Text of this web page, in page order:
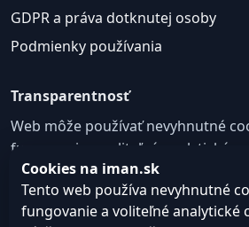
GDPR a práva dotknutej osoby
Podmienky používania
Transparentnosť
Web môže používať nevyhnutné
fungovanie a voliteľné analytické
zlepšovanie obsahu a
Nastavenie cookies
Cookies na iman.sk
Tento web používa nevyhnutné
fungovanie a voliteľné analytické